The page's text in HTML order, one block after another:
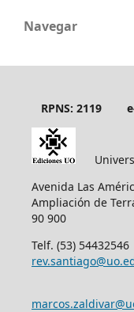
Navegar
RPNS: 2119
Avenida Las
Ampliación de
90 900
Telf. (53)